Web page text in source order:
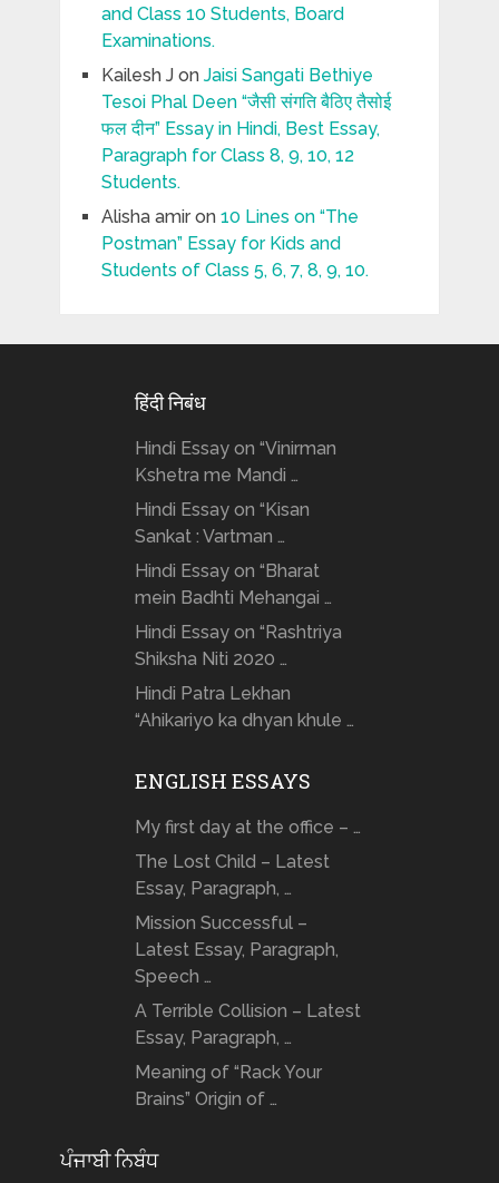
and Class 10 Students, Board
Examinations.
Kailesh Jon Jaisi Sangati Bethiye
Tesoi Phal Deen “जैसी संगति बैठिए तैसोई
फल दीन” Essay in Hindi, Best Essay,
Paragraph for Class 8, 9, 10, 12
Students.
Alisha amiron 10 Lines on “The
Postman” Essay for Kids and
Students of Class 5, 6, 7, 8, 9, 10.
हिंदी निबंध
Hindi Essay on “Vinirman
Kshetra me Mandi …
Hindi Essay on “Kisan
Sankat : Vartman …
Hindi Essay on “Bharat
mein Badhti Mehangai …
Hindi Essay on “Rashtriya
Shiksha Niti 2020 …
Hindi Patra Lekhan
“Ahikariyo ka dhyan khule …
ENGLISH ESSAYS
My first day at the office – …
The Lost Child – Latest
Essay, Paragraph, …
Mission Successful –
Latest Essay, Paragraph,
Speech …
A Terrible Collision – Latest
Essay, Paragraph, …
Meaning of “Rack Your
Brains” Origin of …
ਪੰਜਾਬੀ ਨਿਬੰਧ